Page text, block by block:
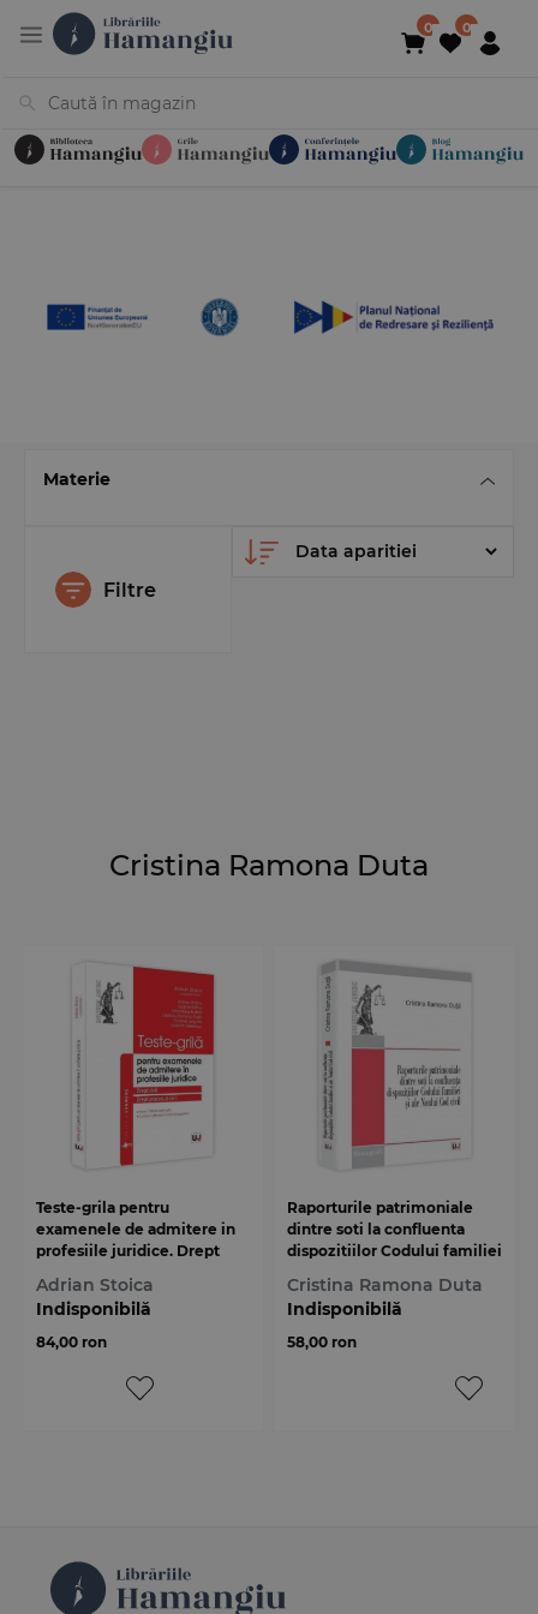
Materie
Filtre
Cristina Ramona Duta
Teste-grila pentru
examenele de admitere in
profesiile juridice. Drept
Adrian Stoica
Indisponibilă
84,00 ron
Raporturile patrimoniale
dintre soti la confluenta
dispozitiilor Codului familiei
Cristina Ramona Duta
Indisponibilă
58,00 ron